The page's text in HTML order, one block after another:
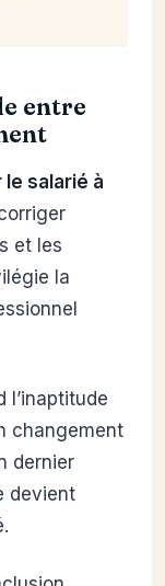
entre
salarié à
et les
la
l’inaptitude
changement
dernier
devient